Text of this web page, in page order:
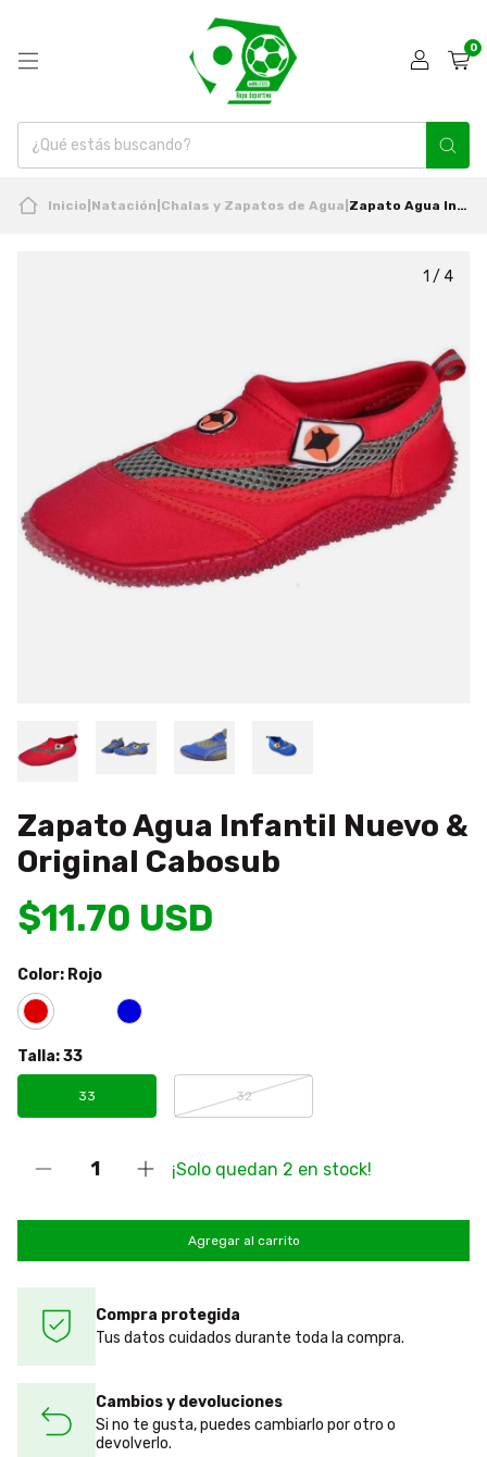
0
Inicio Natación Chalas y Zapatos de Agua Zapato Agua Infantil Nuevo & Original Cabosub
1 / 4
Zapato Agua Infantil Nuevo &
Original Cabosub
$11.70 USD
Color: Rojo
Talla:33
33 32
¡Solo quedan 2 en stock!
Compra protegida
Tus datos cuidados durante toda la compra.
Cambios y devoluciones
Si no te gusta, puedes cambiarlo por otro o
devolverlo.